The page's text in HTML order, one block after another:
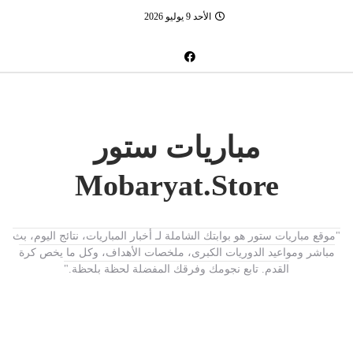
الأحد 9 يوليو 2026
مباريات ستور
Mobaryat.Store
"موقع مباريات ستور هو بوابتك الشاملة لـ أخبار المباريات، نتائج اليوم، بث
مباشر ومواعيد الدوريات الكبرى، ملخصات الأهداف، وكل ما يخص كرة
القدم. تابع نجومك وفرقك المفضلة لحظة بلحظة."